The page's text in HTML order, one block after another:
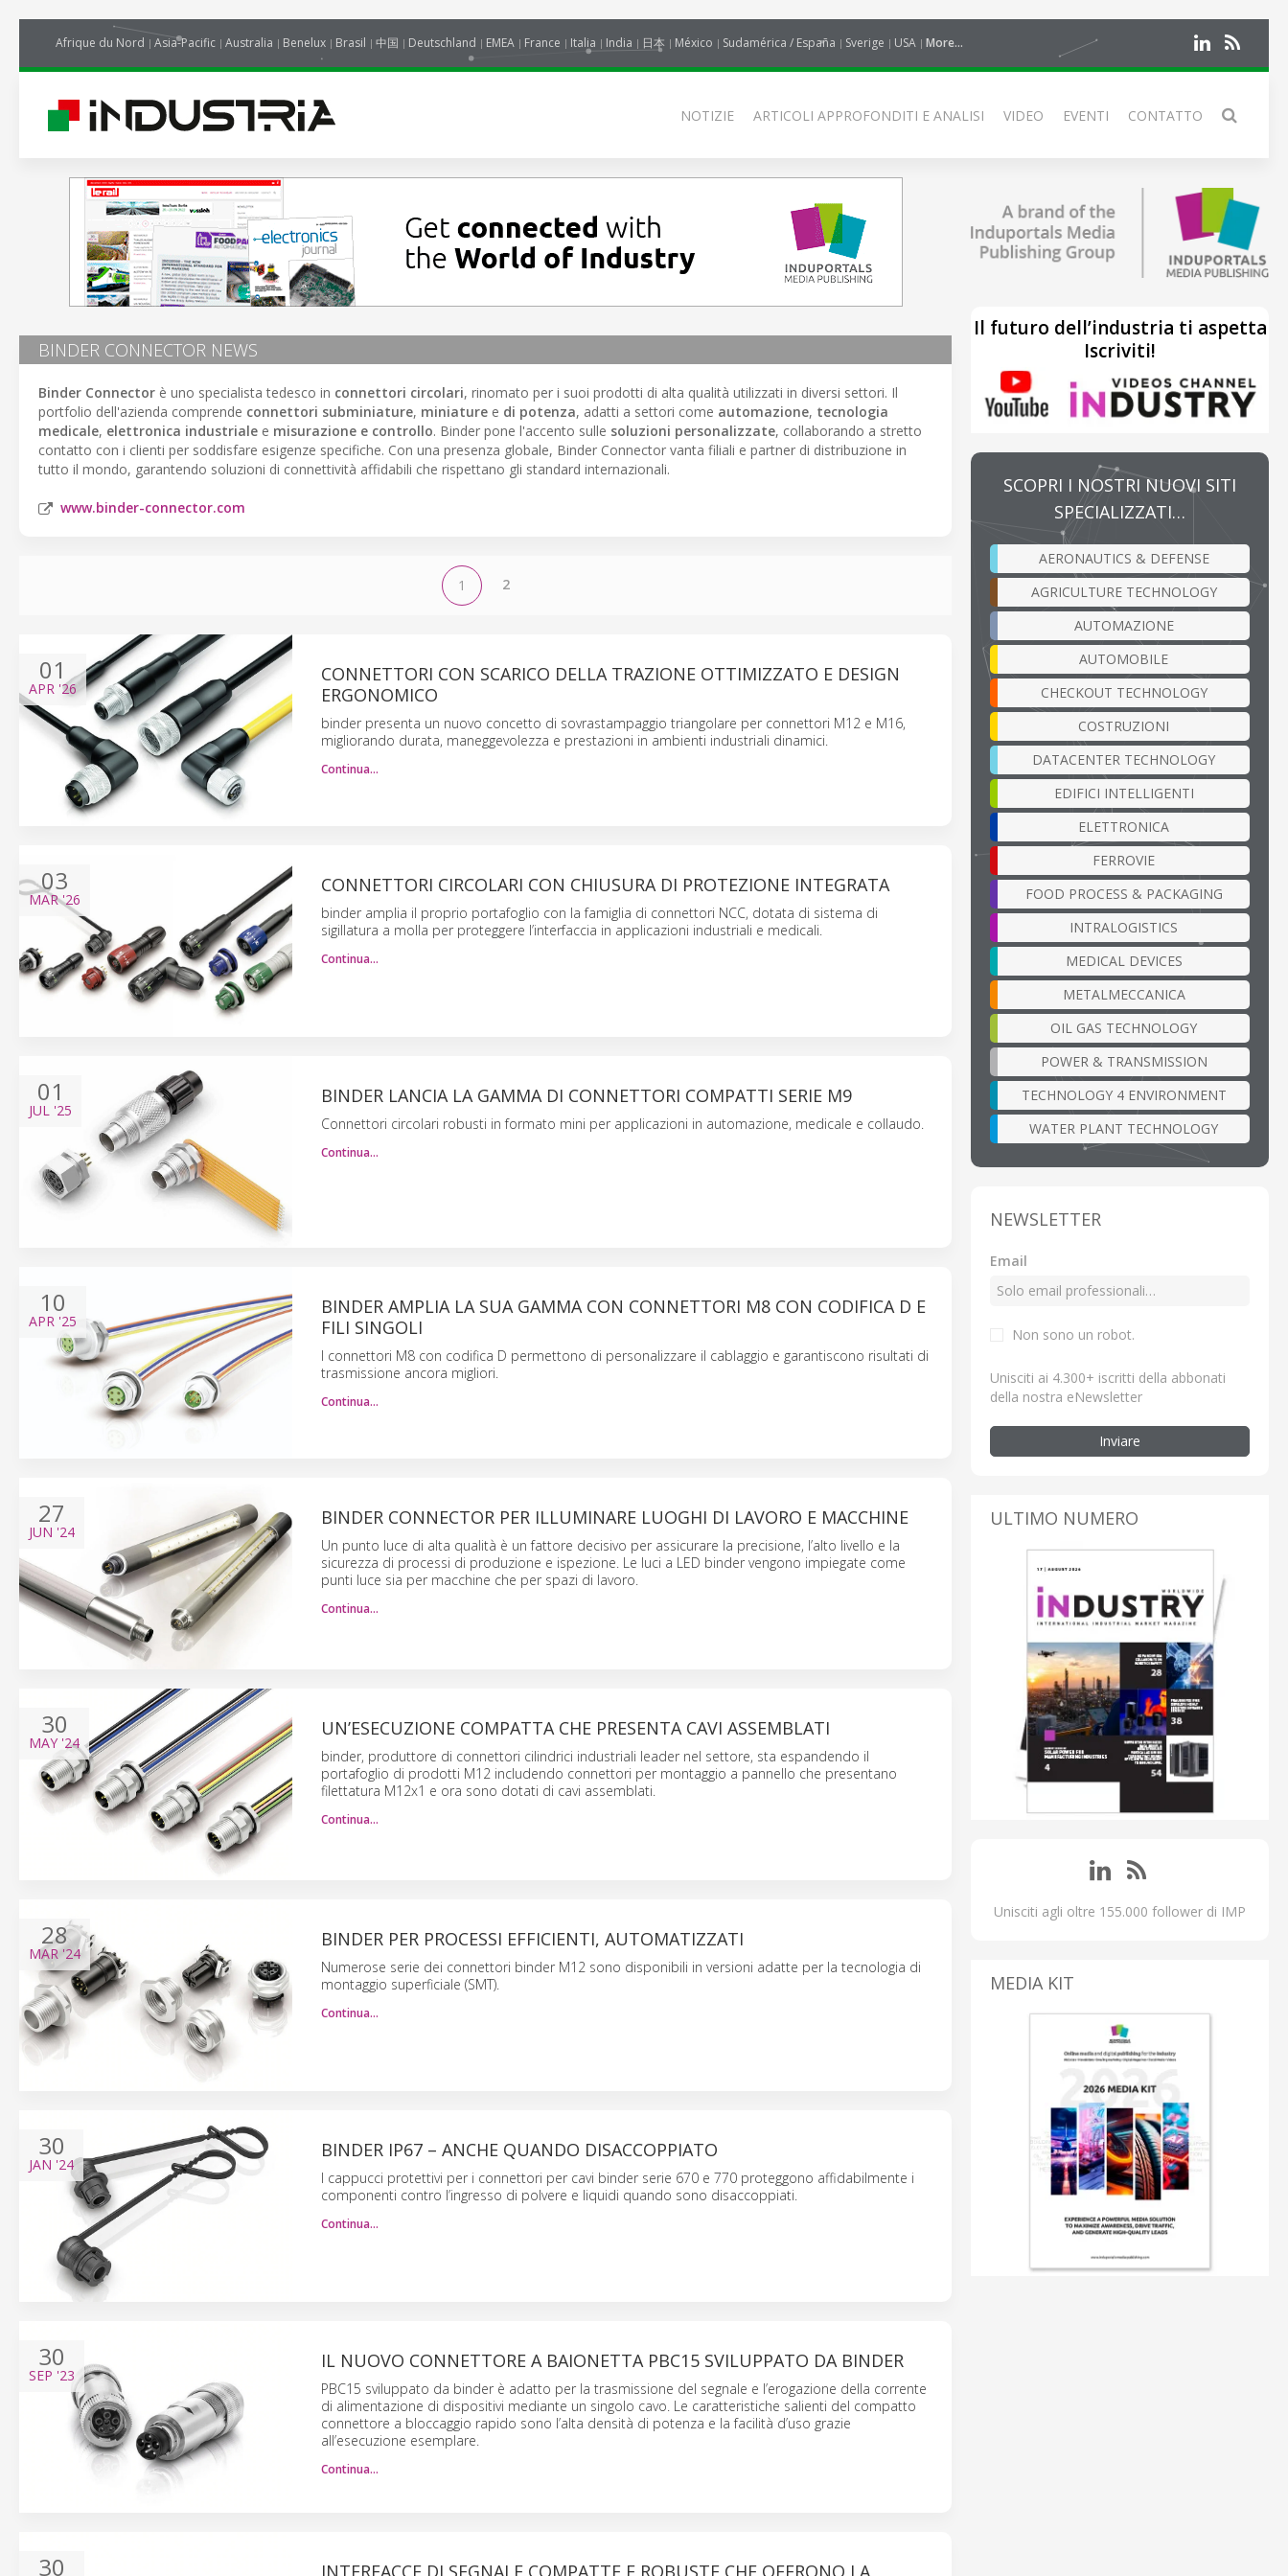
Afrique du Nord Asia-Pacific Australia Benelux Brasil 中国 Deutschland EMEA France Italia India 日本 México Sudamérica / España Sverige USA More...
NOTIZIE ARTICOLI APPROFONDITI E ANALISI VIDEO EVENTI CONTATTO
BINDER CONNECTOR NEWS
Binder Connector è uno specialista tedesco in connettori circolari, rinomato per i suoi prodotti di alta qualità utilizzati in diversi settori. Il
portfolio dell'azienda comprende connettori subminiature, miniature e di potenza, adatti a settori come automazione, tecnologia
medicale, elettronica industriale e misurazione e controllo. Binder pone l'accento sulle soluzioni personalizzate, collaborando a stretto
contatto con i clienti per soddisfare esigenze specifiche. Con una presenza globale, Binder Connector vanta filiali e partner di distribuzione in
tutto il mondo, garantendo soluzioni di connettività affidabili che rispettano gli standard internazionali.
www.binder-connector.com
1 2
01
APR '26
CONNETTORI CON SCARICO DELLA TRAZIONE OTTIMIZZATO E DESIGN
ERGONOMICO
binder presenta un nuovo concetto di sovrastampaggio triangolare per connettori M12 e M16,
migliorando durata, maneggevolezza e prestazioni in ambienti industriali dinamici.
Continua…
03
MAR'26
CONNETTORI CIRCOLARI CON CHIUSURA DI PROTEZIONE INTEGRATA
binder amplia il proprio portafoglio con la famiglia di connettori NCC, dotata di sistema di
sigillatura a molla per proteggere l’interfaccia in applicazioni industriali e medicali.
Continua…
01
JUL '25
BINDER LANCIA LA GAMMA DI CONNETTORI COMPATTI SERIE M9
Connettori circolari robusti in formato mini per applicazioni in automazione, medicale e collaudo.
Continua…
10
APR '25
BINDER AMPLIA LA SUA GAMMA CON CONNETTORI M8 CON CODIFICA D E
FILI SINGOLI
I connettori M8 con codifica D permettono di personalizzare il cablaggio e garantiscono risultati di
trasmissione ancora migliori.
Continua…
27
JUN '24
BINDER CONNECTOR PER ILLUMINARE LUOGHI DI LAVORO E MACCHINE
Un punto luce di alta qualità è un fattore decisivo per assicurare la precisione, l’alto livello e la
sicurezza di processi di produzione e ispezione. Le luci a LED binder vengono impiegate come
punti luce sia per macchine che per spazi di lavoro.
Continua…
30
MAY '24
UN’ESECUZIONE COMPATTA CHE PRESENTA CAVI ASSEMBLATI
binder, produttore di connettori cilindrici industriali leader nel settore, sta espandendo il
portafoglio di prodotti M12 includendo connettori per montaggio a pannello che presentano
filettatura M12x1 e ora sono dotati di cavi assemblati.
Continua…
28
MAR'24
BINDER PER PROCESSI EFFICIENTI, AUTOMATIZZATI
Numerose serie dei connettori binder M12 sono disponibili in versioni adatte per la tecnologia di
montaggio superficiale (SMT).
Continua…
30
JAN '24
BINDER IP67 – ANCHE QUANDO DISACCOPPIATO
I cappucci protettivi per i connettori per cavi binder serie 670 e 770 proteggono affidabilmente i
componenti contro l’ingresso di polvere e liquidi quando sono disaccoppiati.
Continua…
30
SEP '23
IL NUOVO CONNETTORE A BAIONETTA PBC15 SVILUPPATO DA BINDER
PBC15 sviluppato da binder è adatto per la trasmissione del segnale e l’erogazione della corrente
di alimentazione di dispositivi mediante un singolo cavo. Le caratteristiche salienti del compatto
connettore a bloccaggio rapido sono l’alta densità di potenza e la facilità d’uso grazie
all’esecuzione esemplare.
Continua…
30
INTERFACCE DI SEGNALE COMPATTE E ROBUSTE CHE OFFRONO LA
Il futuro dell’industria ti aspetta
Iscriviti!
SCOPRI I NOSTRI NUOVI SITI
SPECIALIZZATI…
AERONAUTICS & DEFENSE
AGRICULTURE TECHNOLOGY
AUTOMAZIONE
AUTOMOBILE
CHECKOUT TECHNOLOGY
COSTRUZIONI
DATACENTER TECHNOLOGY
EDIFICI INTELLIGENTI
ELETTRONICA
FERROVIE
FOOD PROCESS & PACKAGING
INTRALOGISTICS
MEDICAL DEVICES
METALMECCANICA
OIL GAS TECHNOLOGY
POWER & TRANSMISSION
TECHNOLOGY 4 ENVIRONMENT
WATER PLANT TECHNOLOGY
NEWSLETTER
Email
Non sono un robot.
Unisciti ai 4.300+ iscritti della abbonati
della nostra eNewsletter
Inviare
ULTIMO NUMERO
Unisciti agli oltre 155.000 follower di IMP
MEDIA KIT